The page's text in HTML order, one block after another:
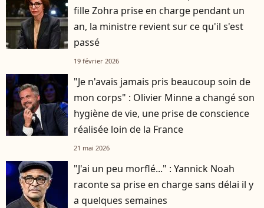
fille Zohra prise en charge pendant un
an, la ministre revient sur ce qu'il s'est
passé
19 février 2026
"Je n'avais jamais pris beaucoup soin de
mon corps" : Olivier Minne a changé son
hygiène de vie, une prise de conscience
réalisée loin de la France
21 mai 2026
"J'ai un peu morflé..." : Yannick Noah
raconte sa prise en charge sans délai il y
a quelques semaines